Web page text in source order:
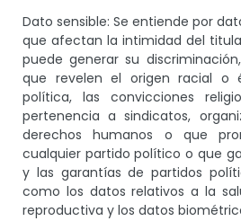
Dato sensible: Se entiende por
que afectan la intimidad del
puede generar su
que revelen el origen racial o
política, las convicciones
pertenencia a sindicatos,
derechos humanos o que
cualquier partido político o que
y las garantías de partidos
como los datos relativos a la
reproductiva y los datos